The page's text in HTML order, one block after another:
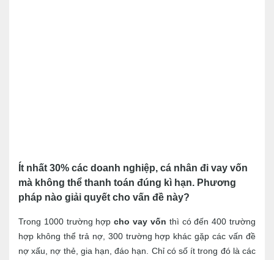
Ít nhất 30% các doanh nghiệp, cá nhân đi vay vốn
mà không thể thanh toán đúng kì hạn. Phương
pháp nào giải quyết cho vấn đề này?
Trong 1000 trường hợpcho vay vốn thì có đến 400 trường
hợp không thể trả nợ, 300 trường hợp khác gặp các vấn đề
nợ xấu, nợ thẻ, gia hạn, đáo hạn. Chỉ có số ít trong đó là các